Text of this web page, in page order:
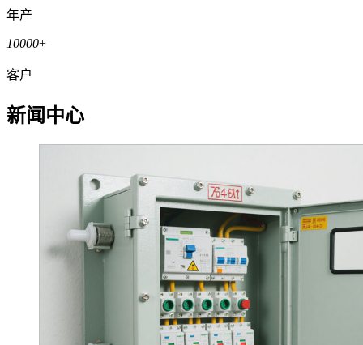
年产
10000+
客户
新闻中心